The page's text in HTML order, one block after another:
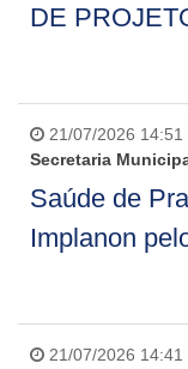
DE
21/07/2026 14:51
Secretaria
Saúde de
Implanon
21/07/2026 14:41